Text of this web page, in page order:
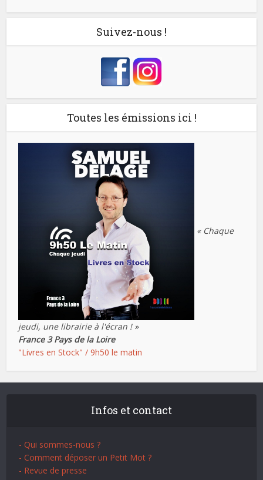
Suivez-nous !
Toutes les émissions ici !
« Chaque
jeudi, une librairie à l'écran ! »
France 3 Pays de la Loire
"Livres en Stock" / 9h50 le matin
Infos et contact
- Qui sommes-nous ?
- Comment déposer un Petit Mot ?
- Revue de presse